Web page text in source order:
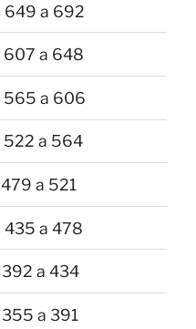
649 a 692
607 a 648
565 a 606
522 a 564
a 521
435 a 478
a 434
a 391